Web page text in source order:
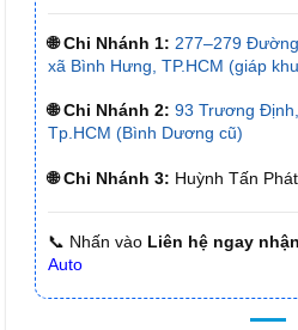
🌐 Chi Nhánh 1: 277–279
xã Bình Hưng, TP.HCM (giáp
🌐 Chi Nhánh 2: 93 Trương
Tp.HCM (Bình Dương cũ)
🌐 Chi Nhánh 3: Huỳnh Tấn
📞 Nhấn vào Liên hệ ngay
Auto